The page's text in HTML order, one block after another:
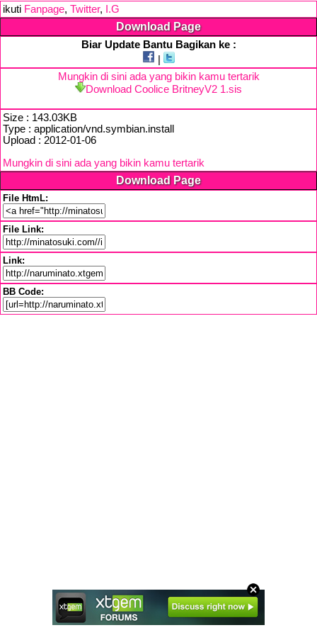
ikuti Fanpage, Twitter, I.G
Download Page
Biar Update Bantu Bagikan ke :
Mungkin di sini ada yang bikin kamu tertarik
Download Coolice BritneyV2 1.sis
Size : 143.03KB
Type : application/vnd.symbian.install
Upload : 2012-01-06
Mungkin di sini ada yang bikin kamu tertarik
Download Page
File HtmL:
File Link:
Link:
BB Code: